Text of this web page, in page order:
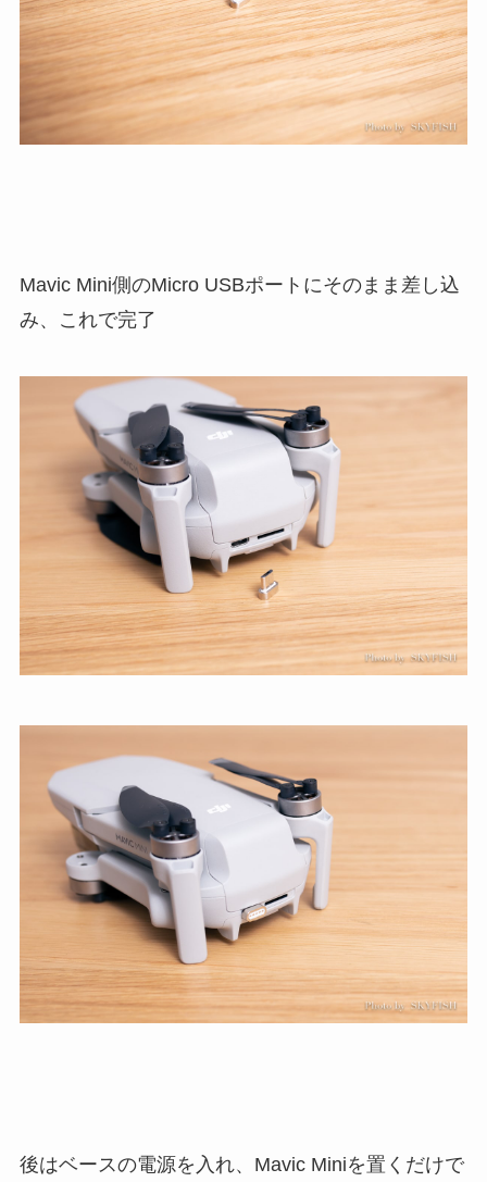
Mavic Mini側のMicro USBポートにそのまま差し込
み、これで完了
後はベースの電源を入れ、Mavic Miniを置くだけで